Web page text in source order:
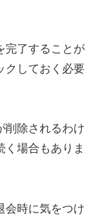
完了することが
クしておく必要
削除されるわけ
く場合もありま
会時に気をつけ